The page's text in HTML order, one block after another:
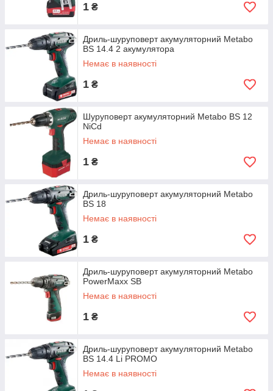
1 ₴
Дриль-шуруповерт акумуляторний Metabo
BS 14.4 2 акумулятора
Немає в наявності
1 ₴
Шуруповерт акумуляторний Metabo BS 12
NiCd
Немає в наявності
1 ₴
Дриль-шуруповерт акумуляторний Metabo
BS 18
Немає в наявності
1 ₴
Дриль-шуруповерт акумуляторний Metabo
PowerMaxx SB
Немає в наявності
1 ₴
Дриль-шуруповерт акумуляторний Metabo
BS 14.4 Li PROMO
Немає в наявності